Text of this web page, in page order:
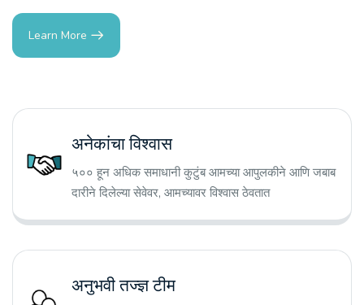
Learn More
अनेकांचा विश्वास
५०० हून अधिक समाधानी कुटुंब आमच्या आपुलकीने आणि जबाब
दारीने दिलेल्या सेवेवर, आमच्यावर विश्वास ठेवतात
अनुभवी तज्ज्ञ टीम